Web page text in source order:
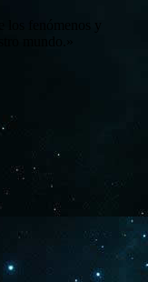
fenómenos y
mundo.»